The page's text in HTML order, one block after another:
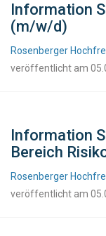
Information
(m/w/d)
Rosenberger
veröffentlicht am
Information
Bereich
Rosenberger
veröffentlicht am